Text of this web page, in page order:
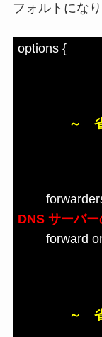
フォルトになり
options {
～ 省
forwarders
DNS サーバー
forward
～ 省